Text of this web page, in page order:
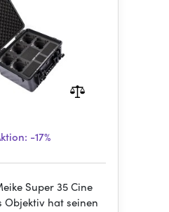
-17%
Super 35 Cine
Objektiv hat seinen